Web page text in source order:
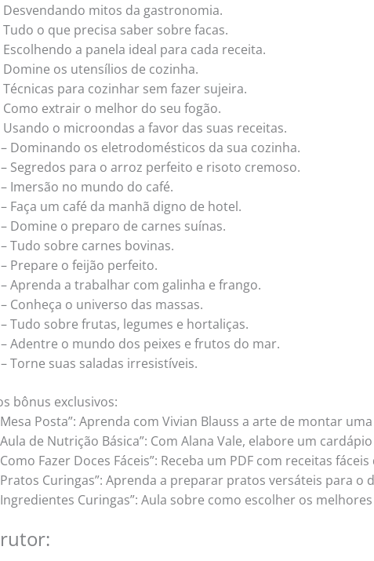
Desvendando mitos da gastronomia.
Tudo o que precisa saber sobre facas.
Escolhendo a panela ideal para cada receita.
Domine os utensílios de cozinha.
Técnicas para cozinhar sem fazer sujeira.
Como extrair o melhor do seu fogão.
Usando o microondas a favor das suas receitas.
– Dominando os eletrodomésticos da sua cozinha.
– Segredos para o arroz perfeito e risoto cremoso.
– Imersão no mundo do café.
– Faça um café da manhã digno de hotel.
– Domine o preparo de carnes suínas.
– Tudo sobre carnes bovinas.
– Prepare o feijão perfeito.
– Aprenda a trabalhar com galinha e frango.
– Conheça o universo das massas.
– Tudo sobre frutas, legumes e hortaliças.
– Adentre o mundo dos peixes e frutos do mar.
– Torne suas saladas irresistíveis.
bônus exclusivos:
Posta”: Aprenda com Vivian Blauss a arte de montar
de Nutrição Básica”: Com Alana Vale, elabore um
Fazer Doces Fáceis”: Receba um PDF com receitas
Curingas”: Aprenda a preparar pratos versáteis para
Curingas”: Aula sobre como escolher os